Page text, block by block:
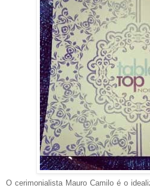
O cerimonialista Mauro Camilo é o